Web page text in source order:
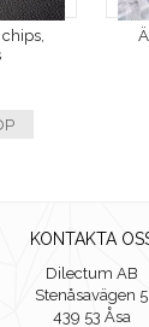
KONTAKTA
Dilectum AB
Stenåsavägen 5
439 53 Åsa